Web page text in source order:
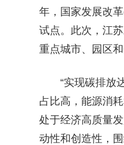
年，国家发展改
试点。此次，江
重点城市、园区
“实现碳排放达
占比高，能源消
处于经济高质量
动性和创造性，